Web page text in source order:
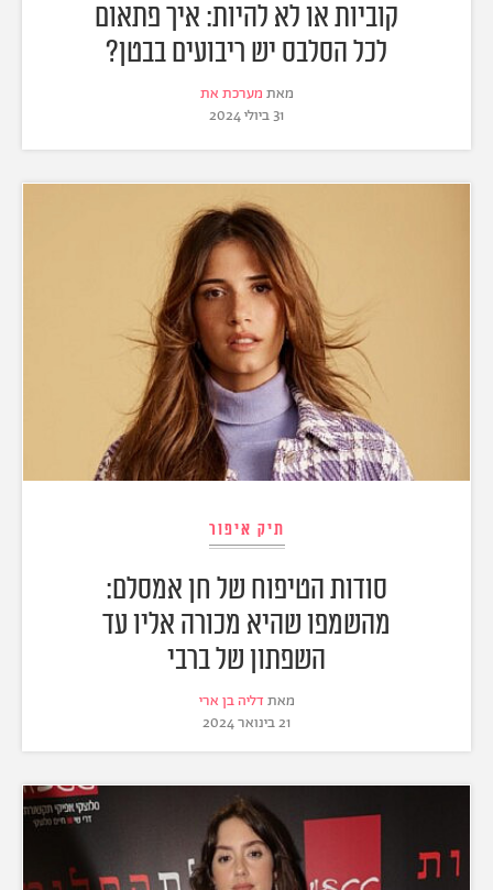
קוביות או לא להיות: איך פתאום
לכל הסלבס יש ריבועים בבטן?
מאת מערכת את
31 ביולי 2024
תיק איפור
סודות הטיפוח של חן אמסלם:
מהשמפו שהיא מכורה אליו עד
השפתון של ברבי
מאת דליה בן ארי
21 בינואר 2024